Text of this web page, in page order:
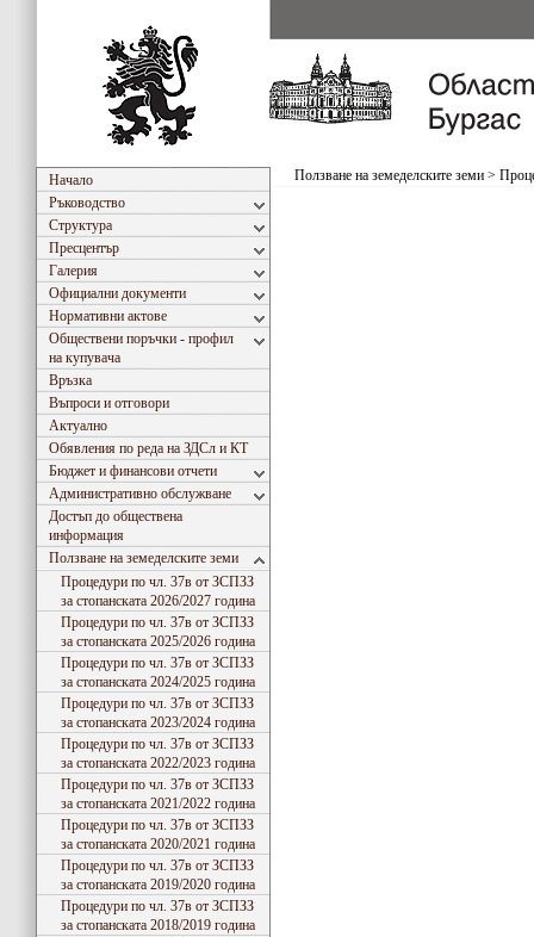
Начало
Ръководство
Структура
Пресцентър
Галерия
Официални документи
Нормативни актове
Обществени поръчки - профил
на купувача
Връзка
Въпроси и отговори
Актуално
Обявления по реда на ЗДСл и КТ
Бюджет и финансови отчети
Административно обслужване
Достъп до обществена
информация
Ползване на земеделските земи
Процедури по чл. 37в от ЗСПЗЗ
за стопанската 2026/2027 година
Процедури по чл. 37в от ЗСПЗЗ
за стопанската 2025/2026 година
Процедури по чл. 37в от ЗСПЗЗ
за стопанската 2024/2025 година
Процедури по чл. 37в от ЗСПЗЗ
за стопанската 2023/2024 година
Процедури по чл. 37в от ЗСПЗЗ
за стопанската 2022/2023 година
Процедури по чл. 37в от ЗСПЗЗ
за стопанската 2021/2022 година
Процедури по чл. 37в от ЗСПЗЗ
за стопанската 2020/2021 година
Процедури по чл. 37в от ЗСПЗЗ
за стопанската 2019/2020 година
Процедури по чл. 37в от ЗСПЗЗ
за стопанската 2018/2019 година
Ползване на земеделските земи >